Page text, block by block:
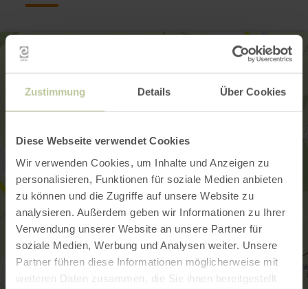
Zustimmung Details Über Cookies
Diese Webseite verwendet Cookies
Wir verwenden Cookies, um Inhalte und Anzeigen zu
personalisieren, Funktionen für soziale Medien anbieten
zu können und die Zugriffe auf unsere Website zu
analysieren. Außerdem geben wir Informationen zu Ihrer
Verwendung unserer Website an unsere Partner für
soziale Medien, Werbung und Analysen weiter. Unsere
Partner führen diese Informationen möglicherweise mit
weiteren Daten zusammen, die Sie ihnen bereitgestellt